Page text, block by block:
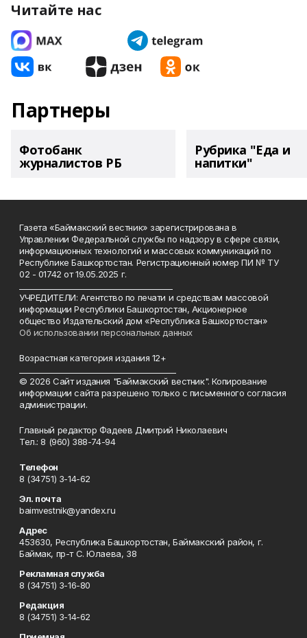
Читайте нас
Партнеры
Фотобанк
журналистов РБ
Рубрика "Еда и
напитки"
Газета «Баймакский вестник» зарегистрирована в
Управлении Федеральной службы по надзору в сфере связи,
информационных технологий и массовых коммуникаций по
Республике Башкортостан. Регистрационный номер ПИ № ТУ
02 - 01742 от 19.05.2025 г.
УЧРЕДИТЕЛИ: Агентство по печати и средствам массовой
информации Республики Башкортостан, Акционерное
общество Издательский дом «Республика Башкортостан»
Об использовании персональных данных
Возрастная категория издания 12+
© 2026 Сайт издания "Баймакский вестник". Копирование
информации сайта разрешено только с письменного согласия
администрации.
Главный редактор Фадеев Дмитрий Николаевич
Тел.: 8 (960) 388-74-94
Телефон
8 (34751) 3-14-62
Эл. почта
baimvestnik@yandex.ru
Адрес
453630, Республика Башкортостан, Баймакский район, г.
Баймак, пр-т С. Юлаева, 38
Рекламная служба
8 (34751) 3-16-80
Редакция
8 (34751) 3-14-62